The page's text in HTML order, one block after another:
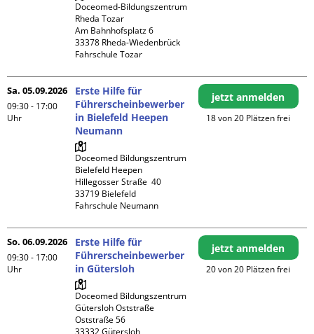
Doceomed-Bildungszentrum
Rheda Tozar
Am Bahnhofsplatz 6
33378 Rheda-Wiedenbrück
Fahrschule Tozar
Sa. 05.09.2026
09:30 - 17:00
Uhr
Erste Hilfe für
Führerscheinbewerber
in Bielefeld Heepen
Neumann
Doceomed Bildungszentrum
Bielefeld Heepen
Hillegosser Straße  40
33719 Bielefeld
Fahrschule Neumann
jetzt anmelden
18 von 20 Plätzen frei
So. 06.09.2026
09:30 - 17:00
Uhr
Erste Hilfe für
Führerscheinbewerber
in Gütersloh
Doceomed Bildungszentrum
Gütersloh Oststraße
Oststraße 56
jetzt anmelden
20 von 20 Plätzen frei